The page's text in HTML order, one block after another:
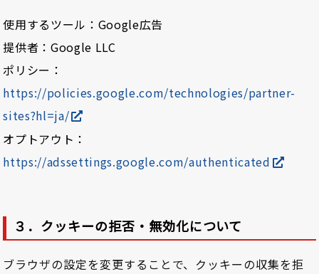
使用するツール：Google広告
提供者：Google LLC
ポリシー：
https://policies.google.com/technologies/partner-
sites?hl=ja/
オプトアウト：
https://adssettings.google.com/authenticated
３．クッキーの拒否・無効化について
ブラウザの設定を変更することで、クッキーの収集を拒